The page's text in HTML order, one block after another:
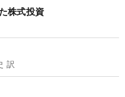
株式投資
訳